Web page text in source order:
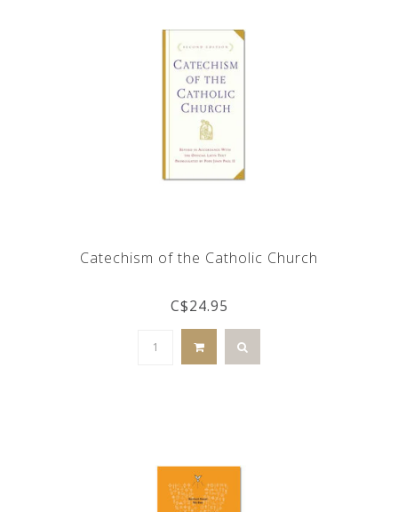
Catechism of the Catholic Church
C$24.95